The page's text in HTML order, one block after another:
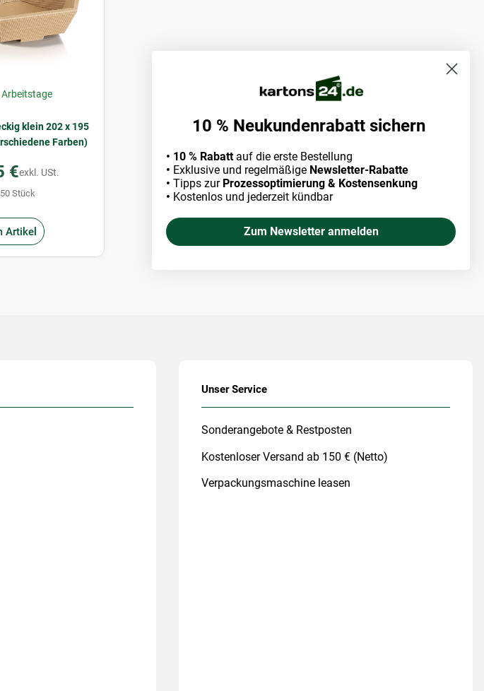
Arbeitstage
klein 202 x 195
Farben)
€exkl. USt.
Stück
Artikel
Unser Service
Sonderangebote & Restposten
Kostenloser Versand ab 150 € (Netto)
Verpackungsmaschine leasen
10 % Neukundenrabatt sichern
• 10 % Rabatt auf die erste Bestellung
• Exklusive und regelmäßige Newsletter-Rabatte
• Tipps zur Prozessoptimierung & Kostensenkung
• Kostenlos und jederzeit kündbar
Zum Newsletter anmelden